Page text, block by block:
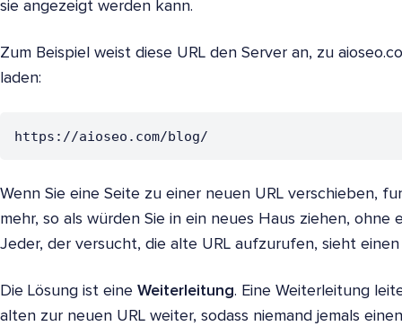
sie angezeigt werden kann.
Zum Beispiel weist diese URL den Server an, zu
laden:
https://aioseo.com/blog/
Wenn Sie eine Seite zu einer neuen URL verschieben,
mehr, so als würden Sie in ein neues Haus ziehen, ohne
Jeder, der versucht, die alte URL aufzurufen, sieht
Die Lösung ist eine Weiterleitung. Eine Weiterleitung
alten zur neuen URL weiter, sodass niemand jemals